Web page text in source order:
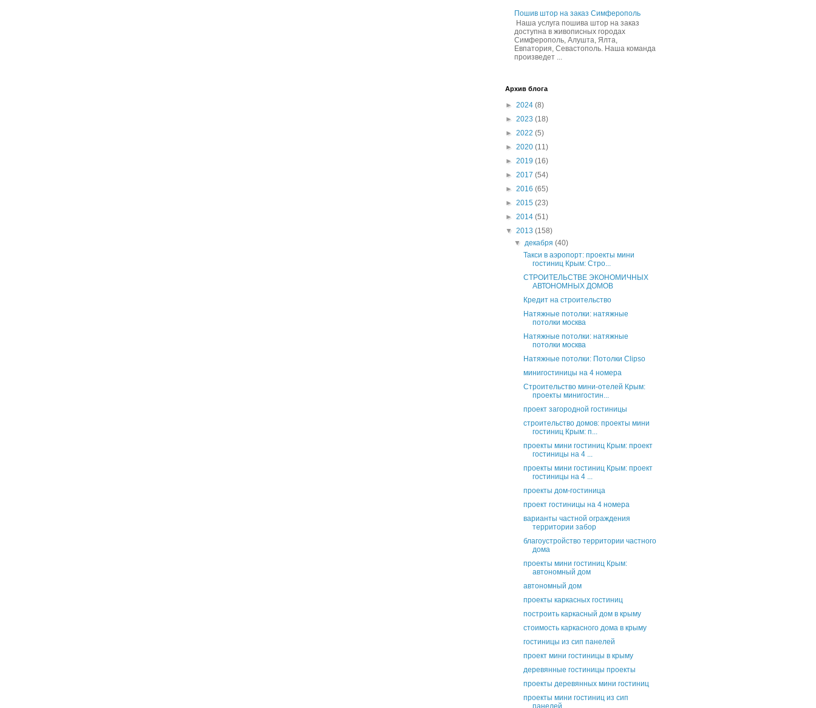
Пошив штор на заказ Симферополь
Наша услуга пошива штор на заказ
доступна в живописных городах
Симферополь, Алушта, Ялта,
Евпатория, Севастополь. Наша команда
произведет ...
Архив блога
► 2024 (8)
► 2023 (18)
► 2022 (5)
► 2020 (11)
► 2019 (16)
► 2017 (54)
► 2016 (65)
► 2015 (23)
► 2014 (51)
▼ 2013 (158)
▼ декабря(40)
Такси в аэропорт: проекты мини
гостиниц Крым: Стро...
СТРОИТЕЛЬСТВЕ ЭКОНОМИЧНЫХ
АВТОНОМНЫХ ДОМОВ
Кредит на строительство
Натяжные потолки: натяжные
потолки москва
Натяжные потолки: натяжные
потолки москва
Натяжные потолки: Потолки Clipso
минигостиницы на 4 номера
Строительство мини-отелей Крым:
проекты минигостин...
проект загородной гостиницы
строительство домов: проекты мини
гостиниц Крым: п...
проекты мини гостиниц Крым: проект
гостиницы на 4 ...
проекты мини гостиниц Крым: проект
гостиницы на 4 ...
проекты дом-гостиница
проект гостиницы на 4 номера
варианты частной ограждения
территории забор
благоустройство территории частного
дома
проекты мини гостиниц Крым:
автономный дом
автономный дом
проекты каркасных гостиниц
построить каркасный дом в крыму
стоимость каркасного дома в крыму
гостиницы из сип панелей
проект мини гостиницы в крыму
деревянные гостиницы проекты
проекты деревянных мини гостиниц
проекты мини гостиниц из сип
панелей